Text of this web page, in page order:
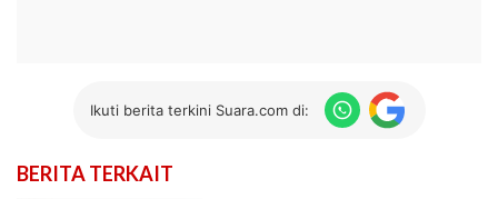
Ikuti berita terkini Suara.com di:
BERITA TERKAIT